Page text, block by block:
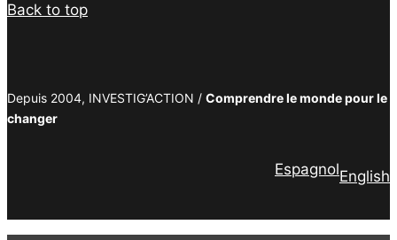
Back to top
Depuis 2004, INVESTIG’ACTION / Comprendre le monde pour le
changer
EspagnolEnglish